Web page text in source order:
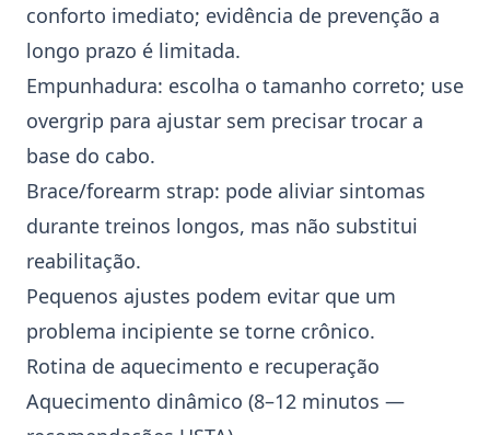
conforto imediato; evidência de prevenção a
longo prazo é limitada.
Empunhadura: escolha o tamanho correto; use
overgrip para ajustar sem precisar trocar a
base do cabo.
Brace/forearm strap: pode aliviar sintomas
durante treinos longos, mas não substitui
reabilitação.
Pequenos ajustes podem evitar que um
problema incipiente se torne crônico.
Rotina de aquecimento e recuperação
Aquecimento dinâmico (8–12 minutos —